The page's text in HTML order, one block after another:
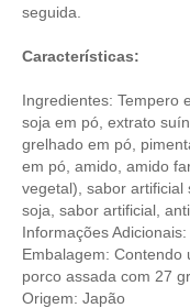
seguida.
Características:
Ingredientes: Tempero
soja em pó, extrato
grelhado em pó,
em pó, amido, amido
vegetal), sabor artificial
soja, sabor artificial,
Informações Adicionais:
Embalagem: Contendo
porco assada com 27
Origem: Japão